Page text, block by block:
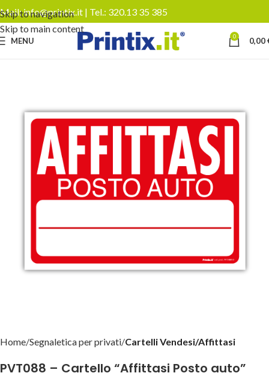
Skip to navigation
Skip to main content
Mail:info@printix.it | Tel.: 320.13 35 385
MENU 0 0,00
Home Segnaletica per privati Cartelli Vendesi/Affittasi
PVT088 – Cartello “Affittasi Posto auto”